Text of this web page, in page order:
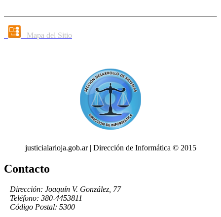
Mapa del Sitio
justicialarioja.gob.ar | Dirección de Informática © 2015
Contacto
Dirección: Joaquín V. González, 77
Teléfono: 380-4453811
Código Postal: 5300